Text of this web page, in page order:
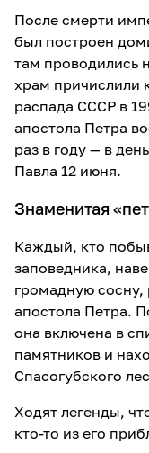
После смерти
был построен
там проводились
храм причислили
распада СССР в
апостола Петра
раз в году — в
Павла 12 июня.
Знаменитая
Каждый, кто
заповедника,
громадную сосну,
апостола Петра.
она включена в
памятников и
Спасогубского
Ходят легенды,
кто-то из его